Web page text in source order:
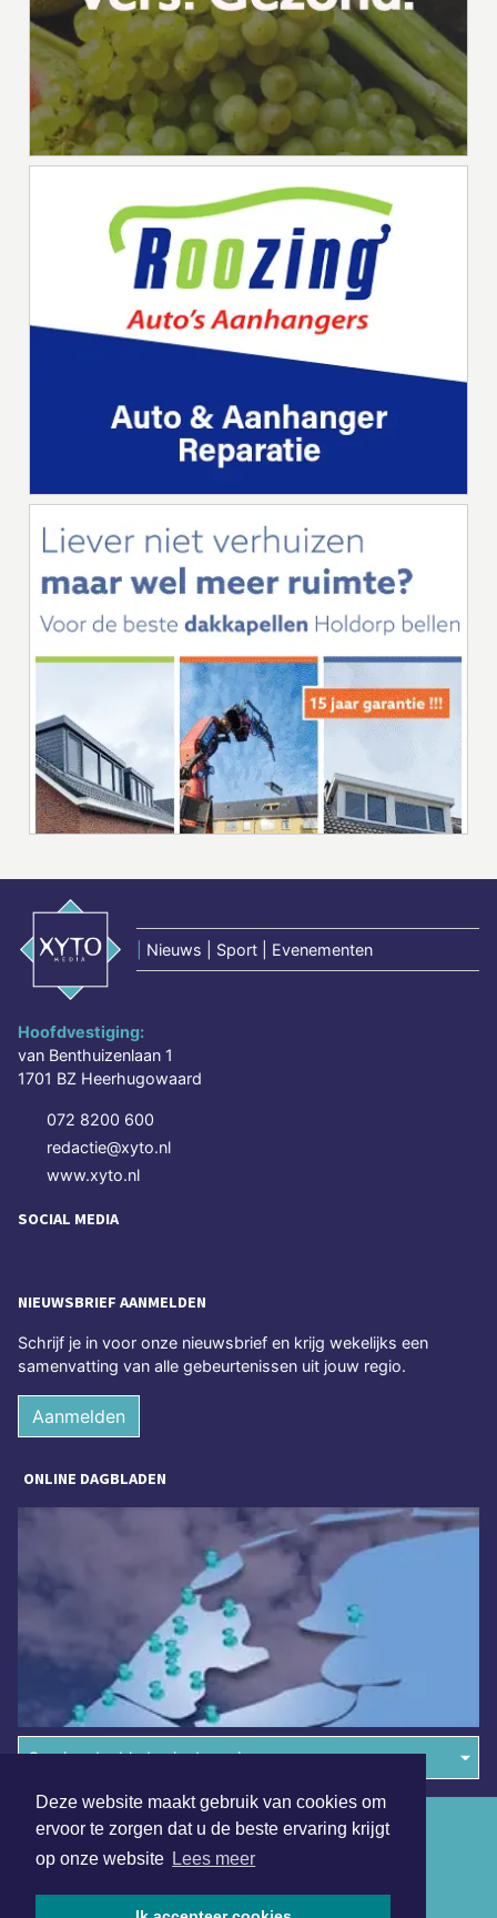
Deze website maakt gebruik van cookies om
ervoor te zorgen dat u de beste ervaring krijgt
op onze website Lees meer
Nieuws | Sport | Evenementen
Hoofdvestiging:
van Benthuizenlaan 1
1701 BZ Heerhugowaard
072 8200 600
redactie@xyto.nl
www.xyto.nl
SOCIAL MEDIA
NIEUWSBRIEF AANMELDEN
Schrijf je in voor onze nieuwsbrief en krijg wekelijks een
samenvatting van alle gebeurtenissen uit jouw regio.
Aanmelden
ONLINE DAGBLADEN
Overige dagbladen in de regio
Algemene voorwaarden
Disclaimer